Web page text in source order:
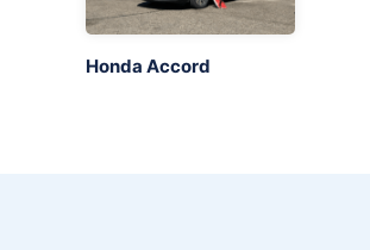
Honda Accord